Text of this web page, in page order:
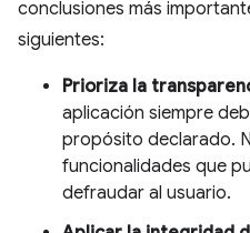
conclusiones más
siguientes:
Prioriza la
aplicación siempre
propósito declarado.
funcionalidades que
defraudar al usuario.